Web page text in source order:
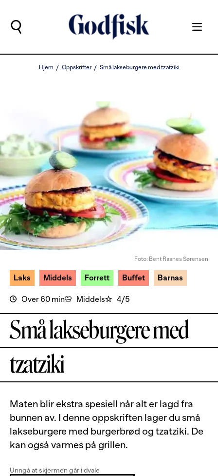
Hjem Oppskrifter Små lakseburgere med tzatziki
Foto: Bent Raanes Sørensen
Laks Middels Forrett Buffet Barnas
Over 60 min Middels 4/5
Små lakseburgere med
tzatziki
Maten blir ekstra spesiell når alt er lagd fra
bunnen av. I denne oppskriften lager du små
lakseburgere med burgerbrød og tzatziki. De
kan også varmes på grillen.
Unngå at skjermen går i dvale